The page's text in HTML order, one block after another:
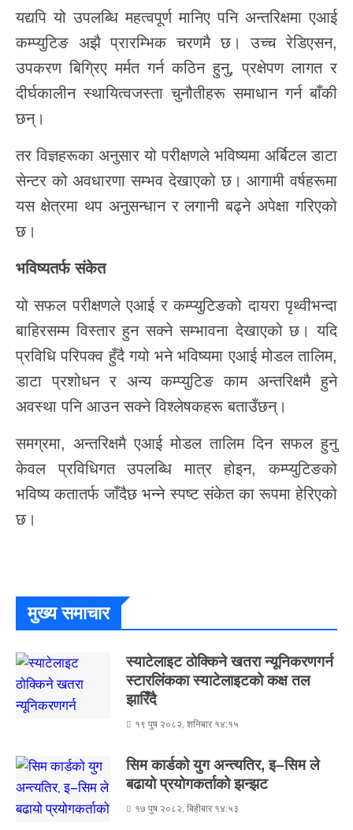
यद्यपि यो उपलब्धि महत्वपूर्ण मानिए पनि अन्तरिक्षमा एआई
कम्प्युटिङ अझै प्रारम्भिक चरणमै छ। उच्च रेडिएसन,
उपकरण बिग्रिए मर्मत गर्न कठिन हुनु, प्रक्षेपण लागत र
दीर्घकालीन स्थायित्वजस्ता चुनौतीहरू समाधान गर्न बाँकी
छन्।
तर विज्ञहरूका अनुसार यो परीक्षणले भविष्यमा अर्बिटल डाटा
सेन्टर को अवधारणा सम्भव देखाएको छ। आगामी वर्षहरूमा
यस क्षेत्रमा थप अनुसन्धान र लगानी बढ्ने अपेक्षा गरिएको
छ।
भविष्यतर्फसंकेत
यो सफल परीक्षणले एआई र कम्प्युटिङको दायरा पृथ्वीभन्दा
बाहिरसम्म विस्तार हुन सक्ने सम्भावना देखाएको छ। यदि
प्रविधि परिपक्व हुँदै गयो भने भविष्यमा एआई मोडल तालिम,
डाटा प्रशोधन र अन्य कम्प्युटिङ काम अन्तरिक्षमै हुने
अवस्था पनि आउन सक्ने विश्लेषकहरू बताउँछन्।
समग्रमा, अन्तरिक्षमै एआई मोडल तालिम दिन सफल हुनु
केवल प्रविधिगत उपलब्धि मात्र होइन, कम्प्युटिङको
भविष्य कतातर्फ जाँदैछ भन्ने स्पष्ट संकेत का रूपमा हेरिएको
छ।
मुख्य समाचार
स्याटेलाइट ठोक्किने खतरा न्यूनिकरणगर्न
स्टारलिंकका स्याटेलाइटको कक्ष तल
झारिँदै
१९ पुष २०८२, शनिबार १४:१५
सिम कार्डको युग अन्त्यतिर, इ–सिम ले
बढायो प्रयोगकर्ताको झन्झट
१७ पुष २०८२, बिहीबार १४:५३